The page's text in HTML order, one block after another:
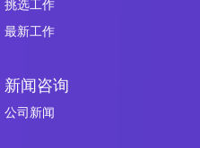
挑选工作
最新工作
新闻咨询
公司新闻